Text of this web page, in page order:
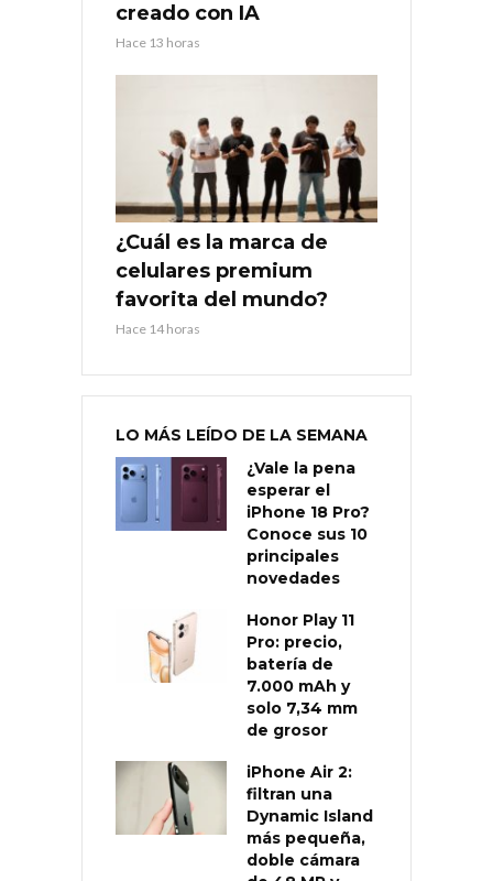
creado con IA
Hace 13 horas
¿Cuál es la marca de
celulares premium
favorita del mundo?
Hace 14 horas
LO MÁS LEÍDO DE LA SEMANA
¿Vale la pena
esperar el
iPhone 18 Pro?
Conoce sus 10
principales
novedades
Honor Play 11
Pro: precio,
batería de
7.000 mAh y
solo 7,34 mm
de grosor
iPhone Air 2:
filtran una
Dynamic Island
más pequeña,
doble cámara